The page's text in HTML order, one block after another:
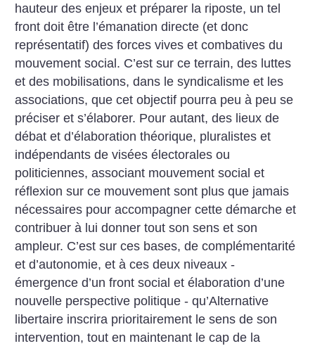
hauteur des enjeux et préparer la riposte, un tel
front doit être l’émanation directe (et donc
représentatif) des forces vives et combatives du
mouvement social. C’est sur ce terrain, des luttes
et des mobilisations, dans le syndicalisme et les
associations, que cet objectif pourra peu à peu se
préciser et s’élaborer. Pour autant, des lieux de
débat et d’élaboration théorique, pluralistes et
indépendants de visées électorales ou
politiciennes, associant mouvement social et
réflexion sur ce mouvement sont plus que jamais
nécessaires pour accompagner cette démarche et
contribuer à lui donner tout son sens et son
ampleur. C’est sur ces bases, de complémentarité
et d’autonomie, et à ces deux niveaux -
émergence d’un front social et élaboration d’une
nouvelle perspective politique - qu’Alternative
libertaire inscrira prioritairement le sens de son
intervention, tout en maintenant le cap de la